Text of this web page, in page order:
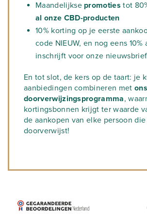
Maandelijkse promoties tot
al onze CBD-producten
10% korting op je eerste
code NIEUW, en nog eens 10%
inschrijft voor onze
En tot slot, de kers op de taart: je
aanbiedingen combineren met ons
doorverwijzingsprogramma,
kortingsbonnen krijgt ter waarde
de aankopen van elke persoon
doorverwijst!